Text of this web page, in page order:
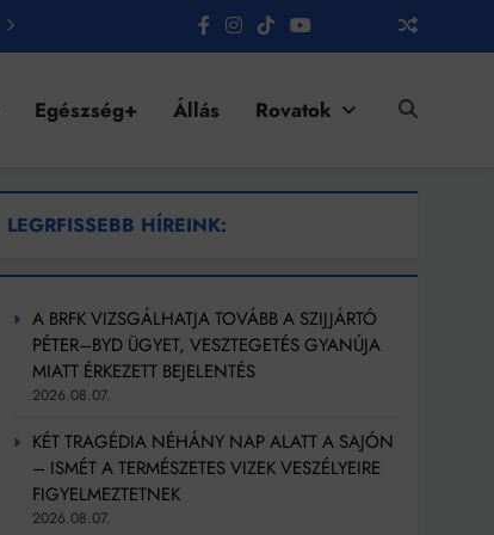
Egészség+ Állás Rovatok
LEGRFISSEBB HÍREINK:
A BRFK VIZSGÁLHATJA TOVÁBB A SZIJJÁRTÓ
PÉTER–BYD ÜGYET, VESZTEGETÉS GYANÚJA
MIATT ÉRKEZETT BEJELENTÉS
2026.08.07.
KÉT TRAGÉDIA NÉHÁNY NAP ALATT A SAJÓN
– ISMÉT A TERMÉSZETES VIZEK VESZÉLYEIRE
FIGYELMEZTETNEK
2026.08.07.